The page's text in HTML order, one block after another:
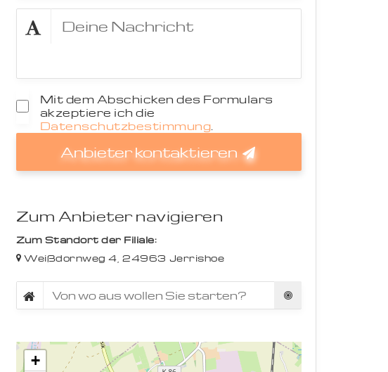
Mit dem Abschicken des Formulars
akzeptiere ich die
Datenschutzbestimmung.
Anbieter kontaktieren
Zum Anbieter navigieren
Zum Standort der Filiale:
Weißdornweg 4, 24963 Jerrishoe
+